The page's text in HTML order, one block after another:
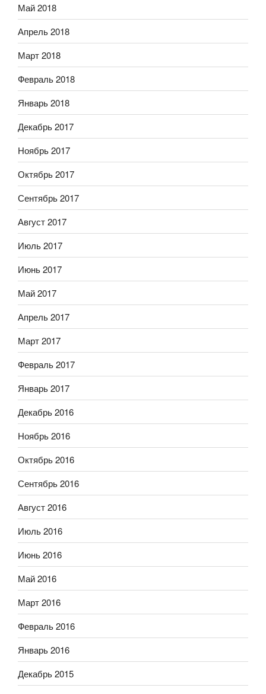
Май 2018
Апрель 2018
Март 2018
Февраль 2018
Январь 2018
Декабрь 2017
Ноябрь 2017
Октябрь 2017
Сентябрь 2017
Август 2017
Июль 2017
Июнь 2017
Май 2017
Апрель 2017
Март 2017
Февраль 2017
Январь 2017
Декабрь 2016
Ноябрь 2016
Октябрь 2016
Сентябрь 2016
Август 2016
Июль 2016
Июнь 2016
Май 2016
Март 2016
Февраль 2016
Январь 2016
Декабрь 2015